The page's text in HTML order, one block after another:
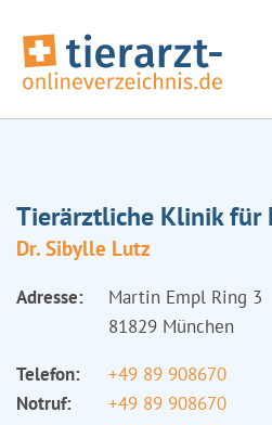
Tierärztliche Klinik für
Dr. Sibylle Lutz
Adresse:
Martin Empl Ring 3
81829 München
Telefon:
+49 89 908670
Notruf:
+49 89 908670